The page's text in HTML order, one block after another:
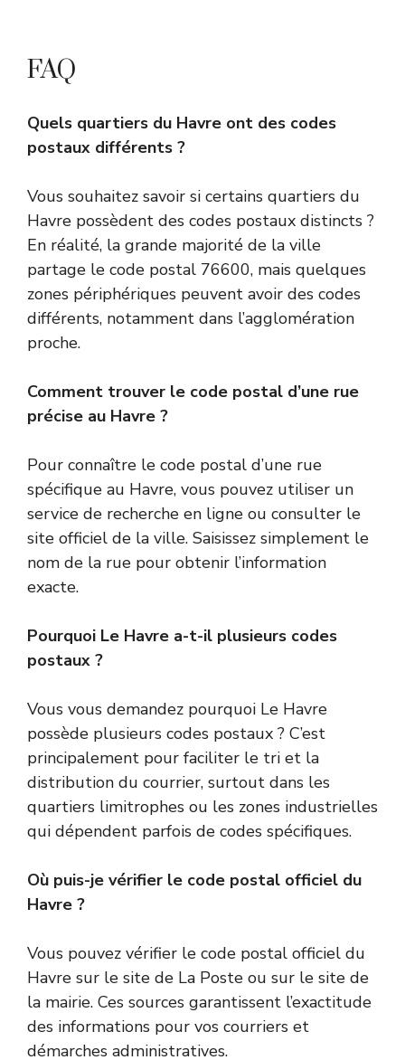
FAQ
Quels quartiers du Havre ont des codes
postaux différents ?
Vous souhaitez savoir si certains quartiers du
Havre possèdent des codes postaux distincts ?
En réalité, la grande majorité de la ville
partage le code postal 76600, mais quelques
zones périphériques peuvent avoir des codes
différents, notamment dans l’agglomération
proche.
Comment trouver le code postal d’une rue
précise au Havre ?
Pour connaître le code postal d’une rue
spécifique au Havre, vous pouvez utiliser un
service de recherche en ligne ou consulter le
site officiel de la ville. Saisissez simplement le
nom de la rue pour obtenir l’information
exacte.
Pourquoi Le Havre a-t-il plusieurs codes
postaux ?
Vous vous demandez pourquoi Le Havre
possède plusieurs codes postaux ? C’est
principalement pour faciliter le tri et la
distribution du courrier, surtout dans les
quartiers limitrophes ou les zones industrielles
qui dépendent parfois de codes spécifiques.
Où puis-je vérifier le code postal officiel du
Havre ?
Vous pouvez vérifier le code postal officiel du
Havre sur le site de La Poste ou sur le site de
la mairie. Ces sources garantissent l’exactitude
des informations pour vos courriers et
démarches administratives.